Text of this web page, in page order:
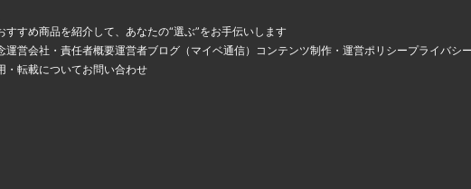
すめ商品を紹介して、あなたの“選ぶ”をお手伝いします
運営会社・責任者概要運営者ブログ（マイベ通信） コンテンツ制作・運営ポリシープライバシ
・転載についてお問い合わせ